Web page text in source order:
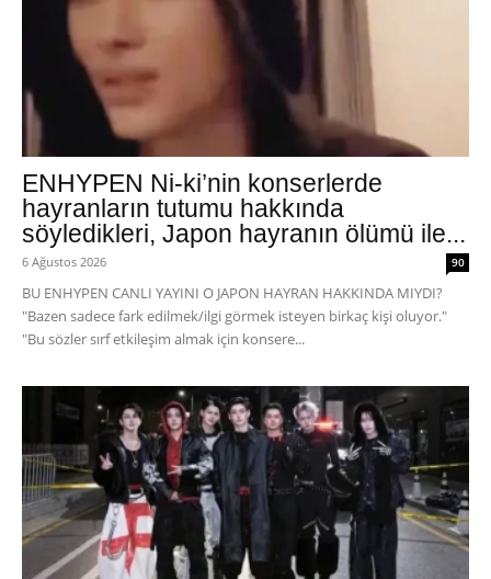
ENHYPEN Ni-ki’nin konserlerde
hayranların tutumu hakkında
söyledikleri, Japon hayranın ölümü ile...
6 Ağustos 2026 90
BU ENHYPEN CANLI YAYINI O JAPON HAYRAN HAKKINDA MIYDI?
"Bazen sadece fark edilmek/ilgi görmek isteyen birkaç kişi oluyor."
"Bu sözler sırf etkileşim almak için konsere...